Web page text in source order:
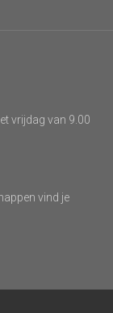
vrijdag van 9.00
vind je